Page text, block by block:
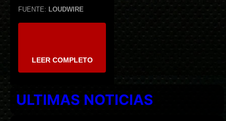
FUENTE: LOUDWIRE
LEER COMPLETO
ULTIMAS NOTICIAS